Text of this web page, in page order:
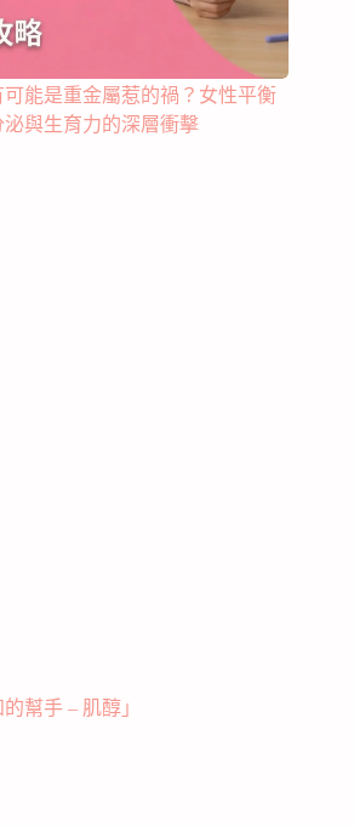
能是重金屬惹的禍？女性平衡
與生育力的深層衝擊
幫手 – 肌醇」